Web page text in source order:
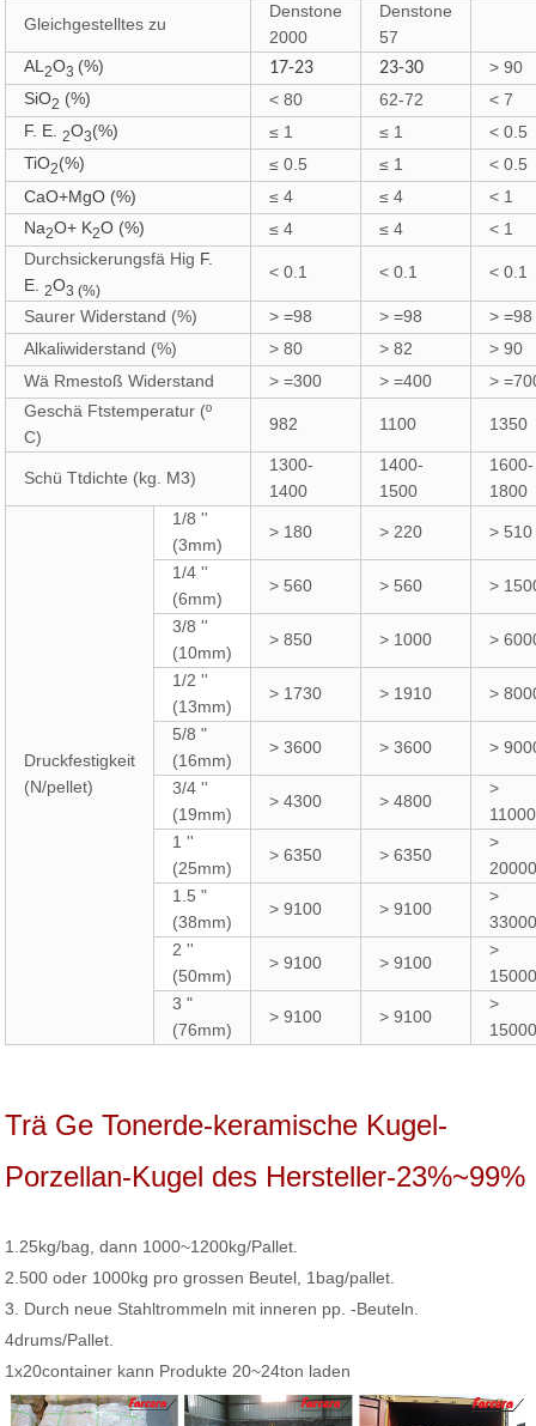
Gleichgestelltes zu
Denstone
2000
Denstone
57
AL2O3 (%) 17-23 23-30
> 90
SiO2 (%) < 80 62-72
< 7
F. E.2O3(%) ≤ 1 ≤ 1
< 0.5
TiO2(%) ≤ 0.5 ≤ 1
< 0.5
CaO+MgO (%)
≤ 4 ≤ 4
< 1
Na2O+ K2O (%) ≤ 4 ≤ 4
< 1
Durchsickerungsfä Hig F.
E.2O3 (%)
< 0.1 < 0.1 < 0.1
Saurer Widerstand (%) > =98 > =98
> =98
Alkaliwiderstand (%)
> 80 > 82
> 90
Wä Rmestoß Widerstand
> =300 > =400
>
Geschä Ftstemperatur (º
C)
982 1100 1350
Schü Ttdichte (kg. M3)
1300-
1400
1400-
1500
1600-
1800
Druckfestigkeit
(N/pellet)
1/8 ''
(3mm)
> 180 > 220 > 510
1/4 ''
(6mm)
> 560 > 560 >
3/8 ''
(10mm)
> 850 > 1000 >
1/2 ''
(13mm)
> 1730 > 1910 >
5/8 "
(16mm)
> 3600 > 3600 >
3/4 ''
(19mm)
> 4300 > 4800
>
11000
1 ''
(25mm)
> 6350 > 6350
>
1.5 "
(38mm)
> 9100 > 9100
>
2 ''
(50mm)
> 9100 > 9100
>
3 "
(76mm)
> 9100 > 9100
>
Trä Ge Tonerde-keramische Kugel-
Porzellan-Kugel des Hersteller-23%~99%
1.25kg/bag, dann 1000~1200kg/Pallet.
2.500 oder 1000kg pro grossen Beutel, 1bag/pallet.
3. Durch neue Stahltrommeln mit inneren pp. -Beuteln.
4drums/Pallet.
1x20container kann Produkte 20~24ton laden